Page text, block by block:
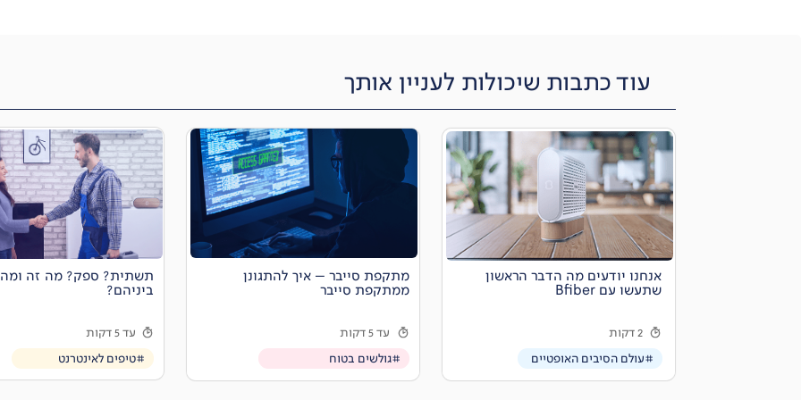
עוד כתבות שיכולות לעניין אותך
עד 5 דקות
תשתית? ספק? מה זה
ביניהם?
#טיפים לאינטרנט
מתקפת סייבר – איך להתגונן
ממתקפת סייבר
#גולשים בטוח
עד 5 דקות
אנחנו יודעים מה הדבר הראשון
שתעשו עם Bfiber
#עולם הסיבים האופטיים
2 דקות